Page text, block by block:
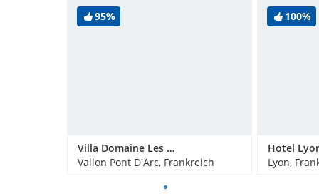
95%
Villa Domaine Les Rives De L'Ardeche Vallon-Pont-d'Arc VI
Vallon Pont D'Arc, Frankreich
100%
Hotel
Lyon,